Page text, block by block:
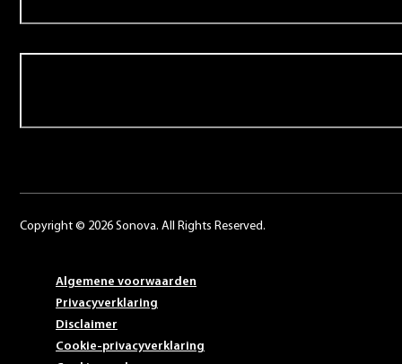
Copyright © 2026 Sonova. All Rights Reserved.
Algemene voorwaarden
Privacyverklaring
Disclaimer
Cookie-privacyverklaring